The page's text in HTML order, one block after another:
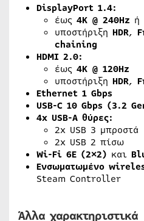
DisplayPort 1.4:
έως 4K @ 240Hz ή
υποστήριξη HDR,
chaining
HDMI 2.0:
έως 4K @ 120Hz
υποστήριξη HDR,
Ethernet 1 Gbps
USB-C 10 Gbps (3.2
4x USB-A θύρες:
2x USB 3 μπροστά
2x USB 2 πίσω
Wi-Fi 6E (2×2) και
Ενσωματωμένο
Steam Controller
Άλλα χαρακτηριστικά